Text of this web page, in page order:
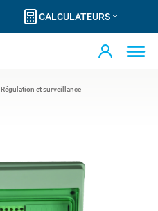
CALCULATEURS
Régulation et surveillance